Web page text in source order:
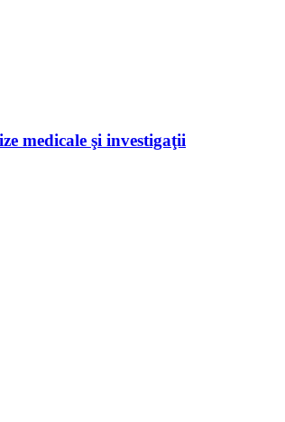
medicale şi investigaţii